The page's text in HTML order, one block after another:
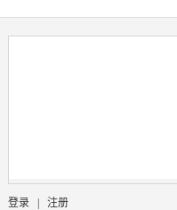
登录 注册